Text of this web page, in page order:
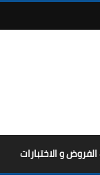
و الاختبارات